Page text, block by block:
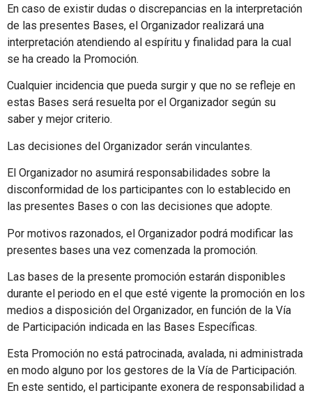
En caso de existir dudas o discrepancias en la interpretación
de las presentes Bases, el Organizador realizará una
interpretación atendiendo al espíritu y finalidad para la cual
se ha creado la Promoción.
Cualquier incidencia que pueda surgir y que no se refleje en
estas Bases será resuelta por el Organizador según su
saber y mejor criterio.
Las decisiones del Organizador serán vinculantes.
El Organizador no asumirá responsabilidades sobre la
disconformidad de los participantes con lo establecido en
las presentes Bases o con las decisiones que adopte.
Por motivos razonados, el Organizador podrá modificar las
presentes bases una vez comenzada la promoción.
Las bases de la presente promoción estarán disponibles
durante el periodo en el que esté vigente la promoción en los
medios a disposición del Organizador, en función de la Vía
de Participación indicada en las Bases Específicas.
Esta Promoción no está patrocinada, avalada, ni administrada
en modo alguno por los gestores de la Vía de Participación.
En este sentido, el participante exonera de responsabilidad a